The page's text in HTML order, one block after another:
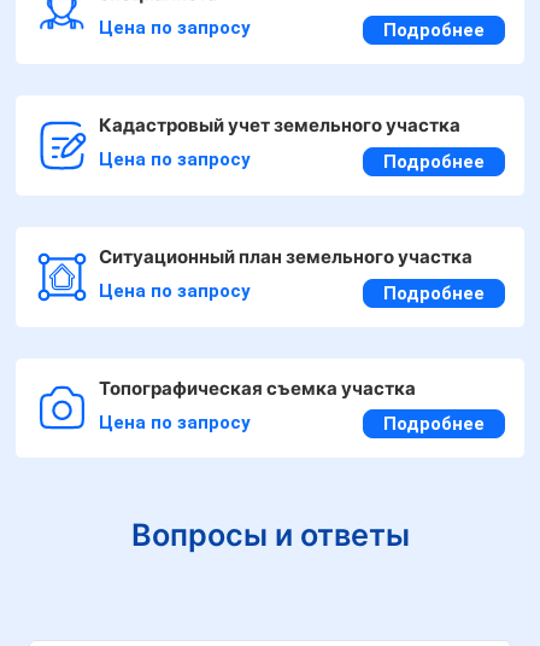
Цена по запросу Подробнее
Кадастровый учет земельного участка
Цена по запросу Подробнее
Ситуационный план земельного участка
Цена по запросу Подробнее
Топографическая съемка участка
Цена по запросу Подробнее
Вопросы и ответы